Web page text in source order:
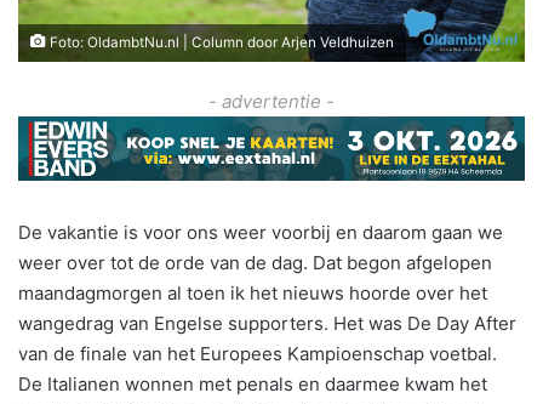
Foto: OldambtNu.nl | Column door Arjen Veldhuizen
- advertentie -
De vakantie is voor ons weer voorbij en daarom gaan we
weer over tot de orde van de dag. Dat begon afgelopen
maandagmorgen al toen ik het nieuws hoorde over het
wangedrag van Engelse supporters. Het was De Day After
van de finale van het Europees Kampioenschap voetbal.
De Italianen wonnen met penals en daarmee kwam het